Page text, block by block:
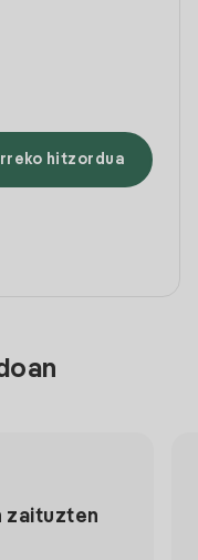
hitzordua
zaituzten